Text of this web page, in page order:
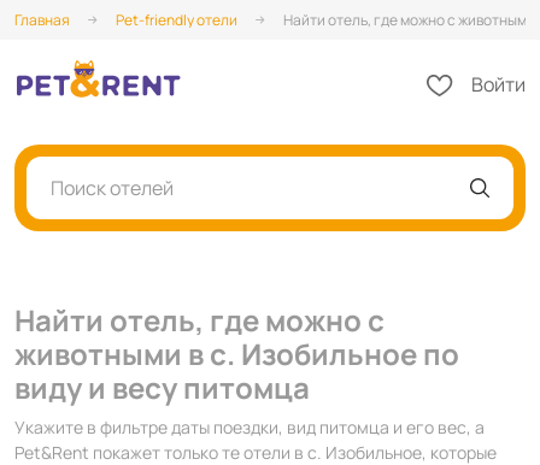
Главная Pet-friendly отели Найти отель, где можно с животными
Войти
Поиск отелей
Найти отель, где можно с
животными в с. Изобильное по
виду и весу питомца
Укажите в фильтре даты поездки, вид питомца и его вес, а
Pet&Rent покажет только те отели в с. Изобильное, которые